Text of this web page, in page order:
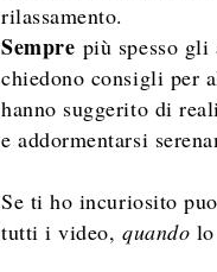
rilassamento.
Sempre più spesso
chiedono consigli per
hanno suggerito di
e addormentarsi
Se ti ho incuriosito
tutti i video,quando